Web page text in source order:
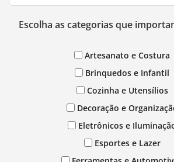
Escolha as categorias que
Artesanato e Costura
Brinquedos e Infantil
Cozinha e Utensílios
Decoração e
Eletrônicos e
Esportes e Lazer